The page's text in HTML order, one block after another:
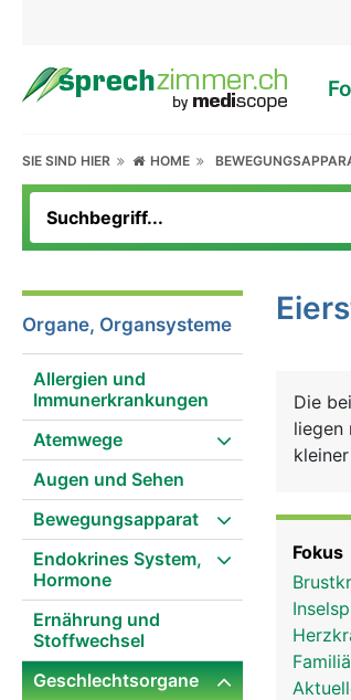
SIE SIND HIER HOME
Organe, Organsysteme
Allergien und
Immunerkrankungen
Atemwege
Augen und Sehen
Bewegungsapparat
Endokrines System,
Hormone
Ernährung und
Stoffwechsel
Geschlechtsorgane
Die
liegen
sich
die
Fokus